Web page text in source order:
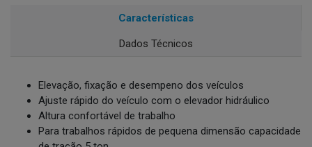
Características
Dados Técnicos
Elevação, fixação e desempeno dos veículos
Ajuste rápido do veículo com o elevador hidráulico
Altura confortável de trabalho
Para trabalhos rápidos de pequena dimensão capacidade